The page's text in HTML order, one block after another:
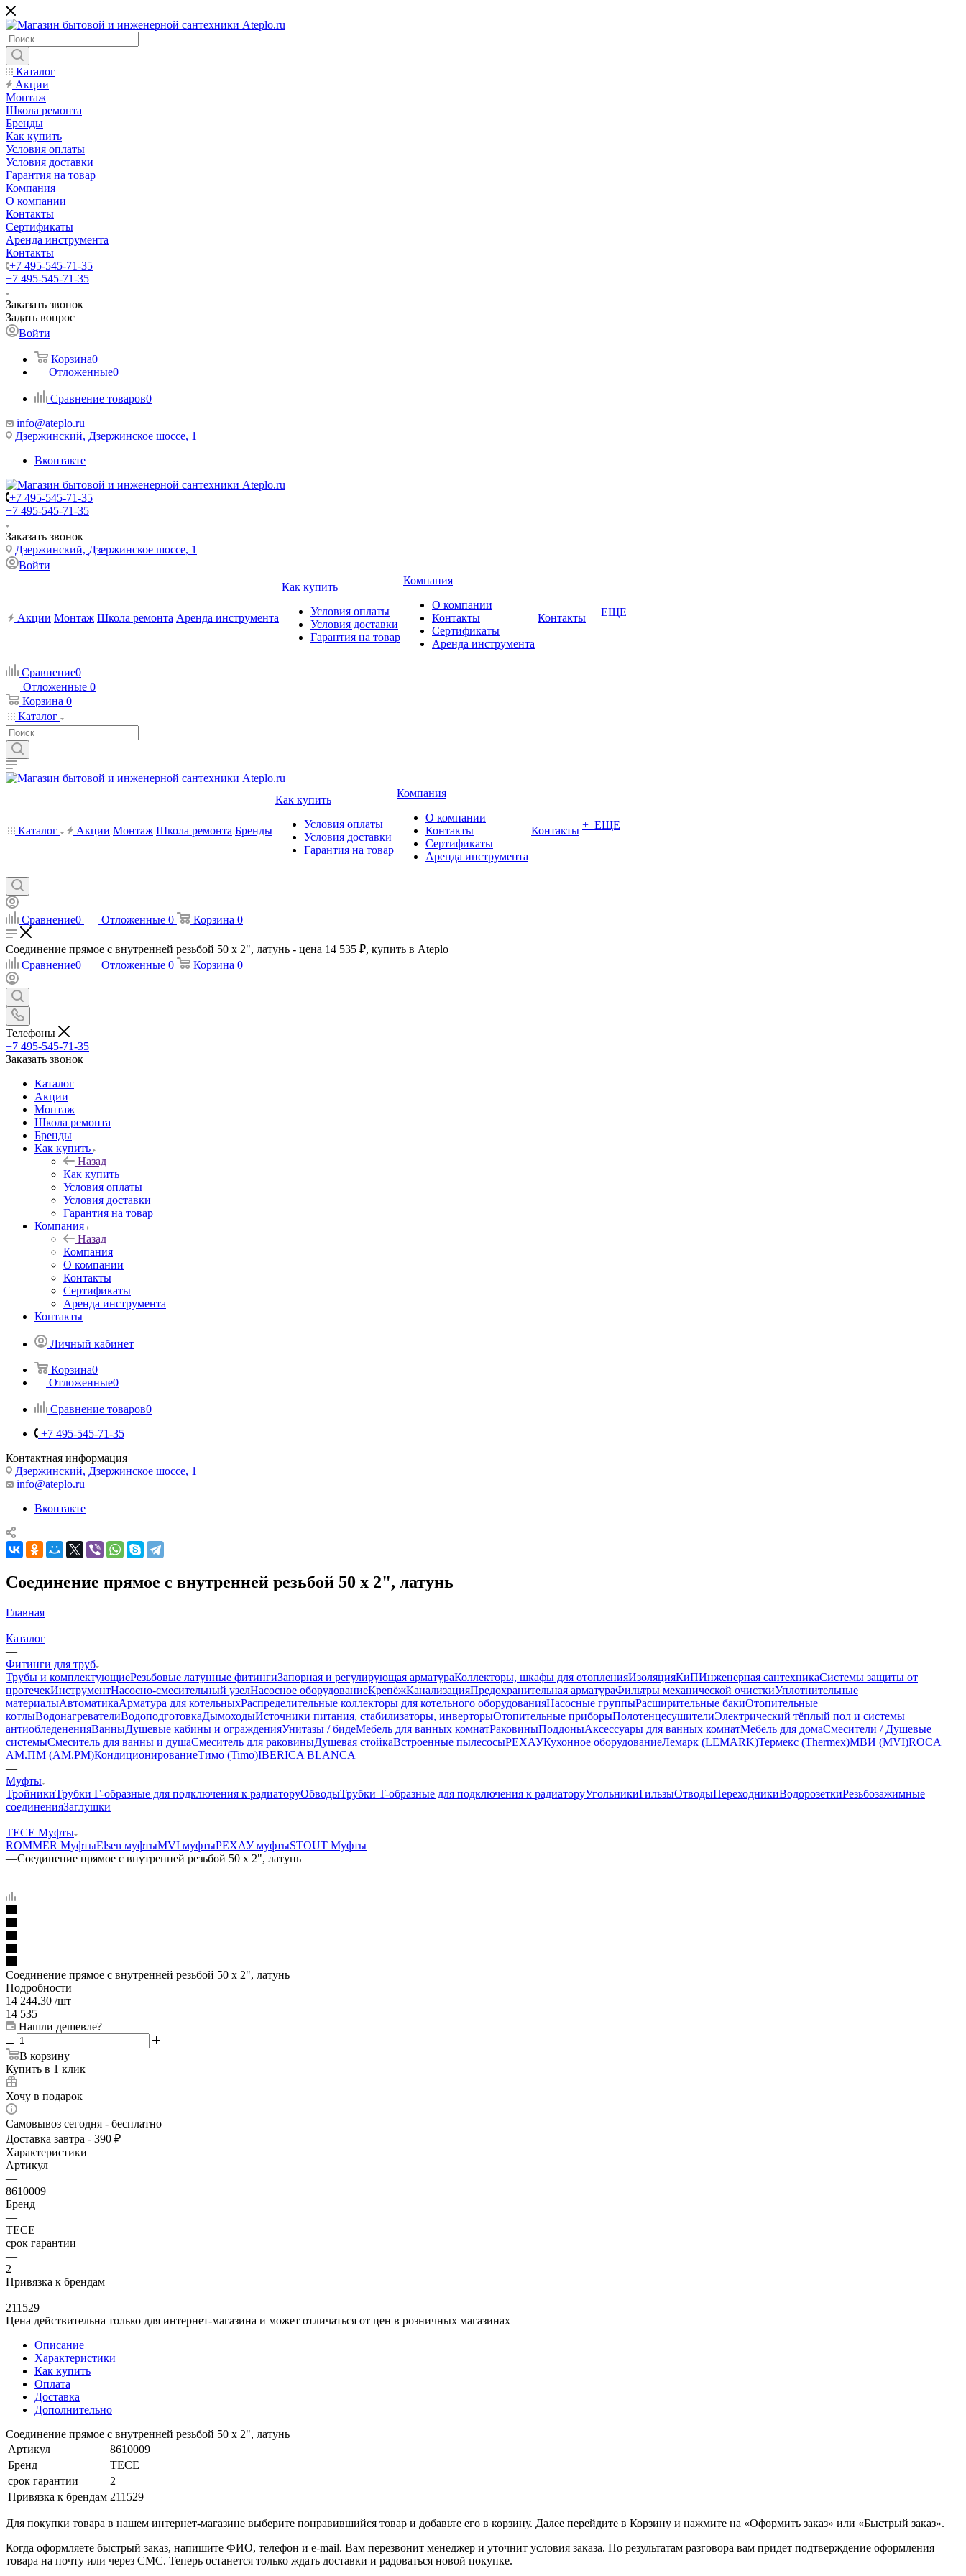
Каталог
Акции
Монтаж
Школа ремонта
Бренды
Как купить
Условия оплаты
Условия доставки
Гарантия на товар
Компания
О компании
Контакты
Сертификаты
Аренда инструмента
Контакты
+7 495-545-71-35
+7 495-545-71-35
Заказать звонок
Задать вопрос
Войти
Корзина0
Отложенные0
Сравнение товаров0
info@ateplo.ru
Дзержинский, Дзержинское шоссе, 1
Вконтакте
+7 495-545-71-35
+7 495-545-71-35
Заказать звонок
Дзержинский, Дзержинское шоссе, 1
Войти
Акции Монтаж Школа ремонта Аренда инструмента
Как купить
Условия оплаты
Условия доставки
Гарантия на товар
Компания
О компании
Контакты
Сертификаты
Аренда инструмента
Контакты + ЕЩЕ
Сравнение0
Отложенные 0
Корзина 0
Каталог
Каталог Акции Монтаж Школа ремонта Бренды
Как купить
Условия оплаты
Условия доставки
Гарантия на товар
Компания
О компании
Контакты
Сертификаты
Аренда инструмента
Контакты + ЕЩЕ
Сравнение0 Отложенные 0 Корзина 0
Соединение прямое с внутренней резьбой 50 х 2", латунь - цена 14 535 ₽, купить в Ateplo
Сравнение0 Отложенные 0 Корзина 0
Телефоны
+7 495-545-71-35
Заказать звонок
Каталог
Акции
Монтаж
Школа ремонта
Бренды
Как купить
Назад
Как купить
Условия оплаты
Условия доставки
Гарантия на товар
Компания
Назад
Компания
О компании
Контакты
Сертификаты
Аренда инструмента
Контакты
Личный кабинет
Корзина0
Отложенные0
Сравнение товаров0
+7 495-545-71-35
Контактная информация
Дзержинский, Дзержинское шоссе, 1
info@ateplo.ru
Вконтакте
Соединение прямое с внутренней резьбой 50 х 2", латунь
Главная
—
Каталог
—
Фитинги для труб
Трубы и комплектующиеРезьбовые латунные фитингиЗапорная и регулирующая арматураКоллекторы, шкафы для отопленияИзоляцияКиПИнженерная сантехникаСистемы защиты от
протечекИнструментНасосно-смесительный узелНасосное оборудованиеКрепёжКанализацияПредохранительная арматураФильтры механической очисткиУплотнительные
материалыАвтоматикаАрматура для котельныхРаспределительные коллекторы для котельного оборудованияНасосные группыРасширительные бакиОтопительные
котлыВодонагревателиВодоподготовкаДымоходыИсточники питания, стабилизаторы, инверторыОтопительные приборыПолотенцесушителиЭлектрический тёплый пол и системы
антиобледененияВанныДушевые кабины и огражденияУнитазы / бидеМебель для ванных комнатРаковиныПоддоныАксессуары для ванных комнатМебель для домаСмесители / Душевые
системыСмеситель для ванны и душаСмеситель для раковиныДушевая стойкаВстроенные пылесосыРЕХАУКухонное оборудованиеЛемарк (LEMARK)Термекс (Thermex)МВИ (MVI)ROCA
АМ.ПМ (AM.PM)КондиционированиеТимо (Timo)IBERICA BLANCA
—
Муфты
ТройникиТрубки Г-образные для подключения к радиаторуОбводыТрубки T-образные для подключения к радиаторуУгольникиГильзыОтводыПереходникиВодорозеткиРезьбозажимные
соединенияЗаглушки
—
TECE Муфты
ROMMER МуфтыElsen муфтыMVI муфтыРЕХАУ муфтыSTOUT Муфты
—Соединение прямое с внутренней резьбой 50 х 2", латунь
Соединение прямое с внутренней резьбой 50 х 2", латунь
Подробности
14 244.30 /шт
14 535
Нашли дешевле?
В корзину
Купить в 1 клик
Хочу в подарок
Самовывоз сегодня - бесплатно
Доставка завтра - 390 ₽
Характеристики
Артикул
—
8610009
Бренд
—
TECE
срок гарантии
—
2
Привязка к брендам
—
211529
Цена действительна только для интернет-магазина и может отличаться от цен в розничных магазинах
Описание
Характеристики
Как купить
Оплата
Доставка
Дополнительно
Соединение прямое с внутренней резьбой 50 х 2", латунь
Артикул
8610009
Бренд
TECE
срок гарантии
2
Привязка к брендам 211529
Для покупки товара в нашем интернет-магазине выберите понравившийся товар и добавьте его в корзину. Далее перейдите в Корзину и нажмите на «Оформить заказ» или «Быстрый заказ».
Когда оформляете быстрый заказ, напишите ФИО, телефон и e-mail. Вам перезвонит менеджер и уточнит условия заказа. По результатам разговора вам придет подтверждение оформления
товара на почту или через СМС. Теперь останется только ждать доставки и радоваться новой покупке.